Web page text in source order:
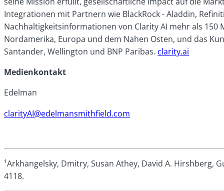
Integrationen mit Partnern wie BlackRock - Aladdin,
Nachhaltigkeitsinformationen von Clarity AI mehr als
Nordamerika, Europa und dem Nahen Osten, und das
Santander, Wellington und BNP Paribas. clarity.ai
Medienkontakt
Edelman
clarityAI@edelmansmithfield.com
¹Arkhangelsky, Dmitry, Susan Athey, David A. Hirshberg,
4118.